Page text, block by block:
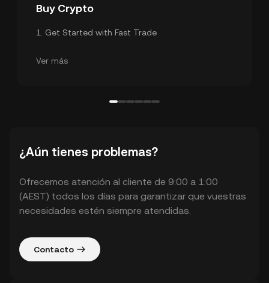
Buy Crypto
1
Get Started with Fast Trade
Ver más
¿Aún tienes problemas?
Ofrecemos atención al cliente de 9:00 a 1:00
(AEST) todos los días para garantizar que vuestras
necesidades estén siempre atendidas.
Contacto